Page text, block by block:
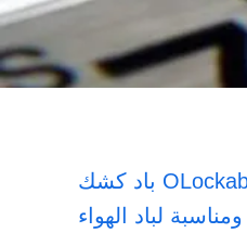
9.7 "يعلق على الحائط OLockable باد كشك
لباد الهواء